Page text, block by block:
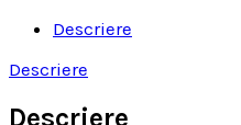
Descriere
Descriere
Descriere